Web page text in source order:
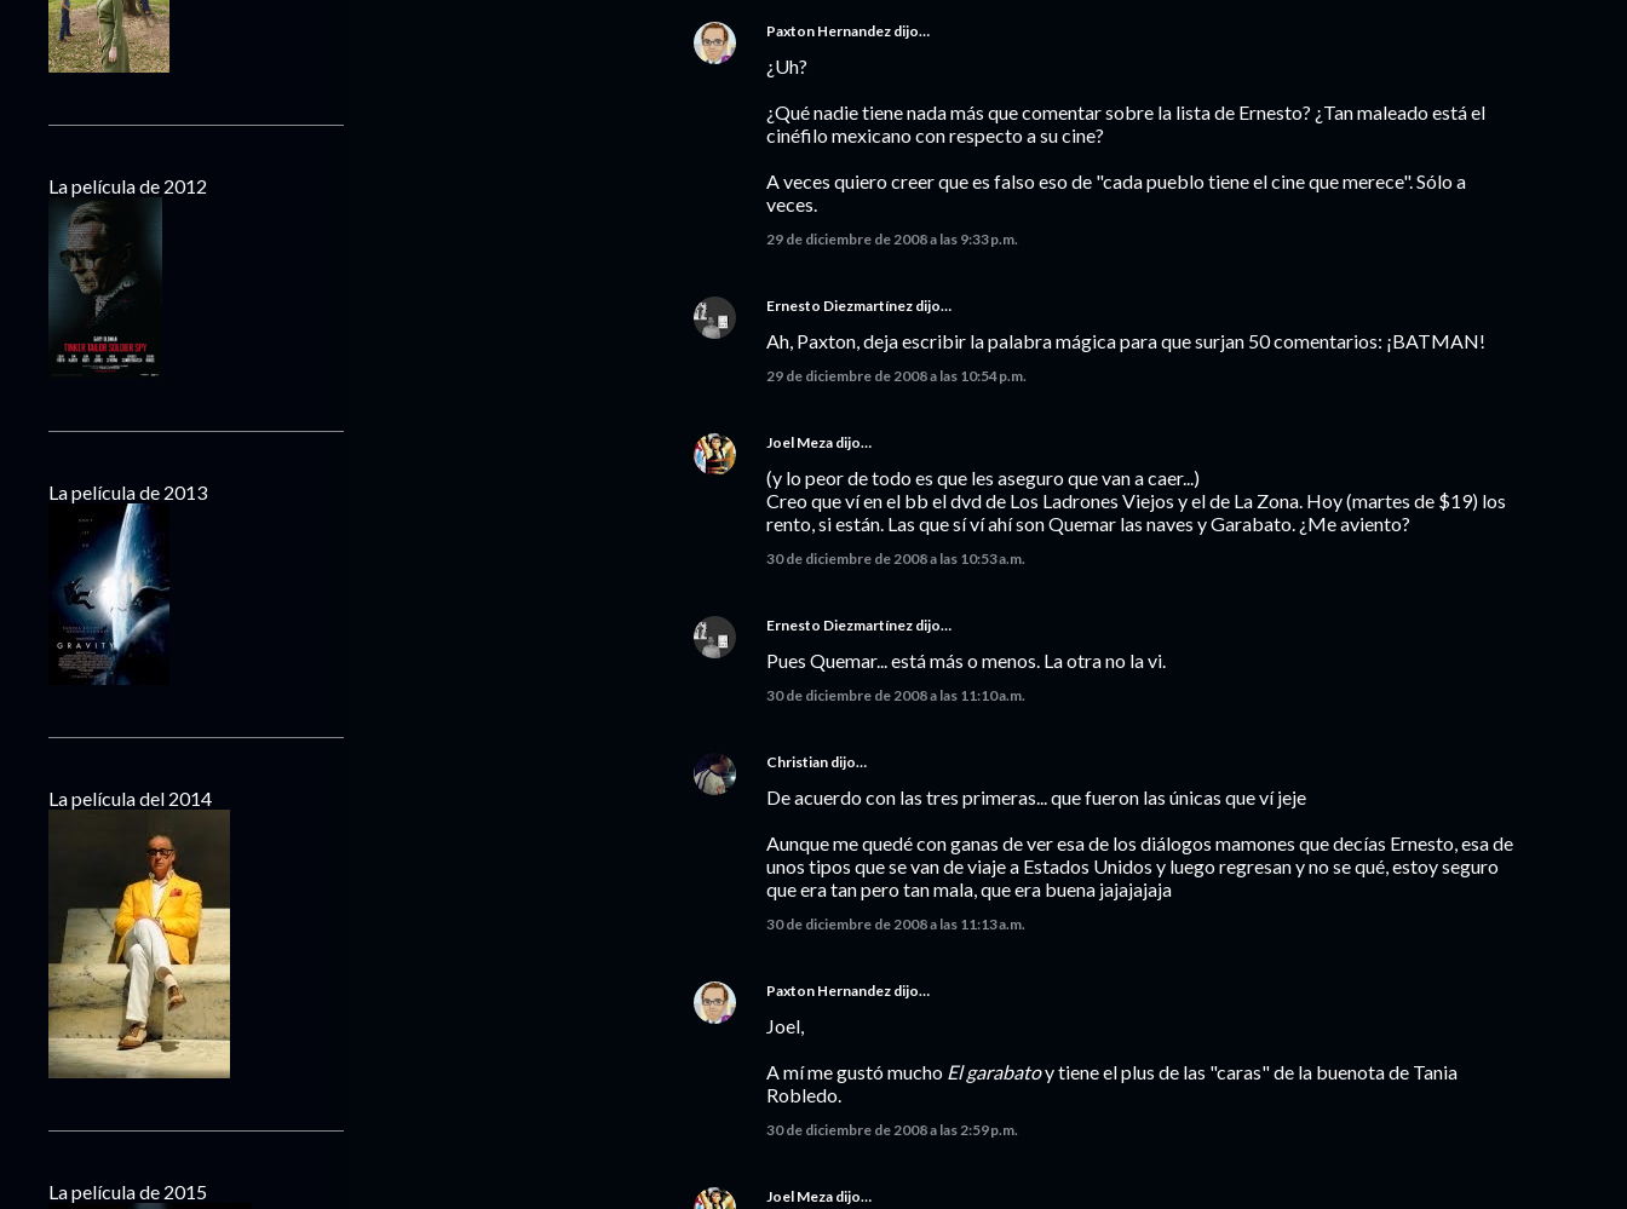
Paxton Hernandez dijo…
¿Uh?
¿Qué nadie tiene nada más que comentar sobre la lista de Ernesto? ¿Tan maleado está el
cinéfilo mexicano con respecto a su cine?
A veces quiero creer que es falso eso de "cada pueblo tiene el cine que merece". Sólo a
veces.
29 de diciembre de 2008 a las 9:33 p.m.
Ernesto Diezmartínez dijo…
Ah, Paxton, deja escribir la palabra mágica para que surjan 50 comentarios: ¡BATMAN!
29 de diciembre de 2008 a las 10:54 p.m.
Joel Meza dijo…
(y lo peor de todo es que les aseguro que van a caer...)
Creo que ví en el bb el dvd de Los Ladrones Viejos y el de La Zona. Hoy (martes de $19) los
rento, si están. Las que sí ví ahí son Quemar las naves y Garabato. ¿Me aviento?
30 de diciembre de 2008 a las 10:53 a.m.
Ernesto Diezmartínez dijo…
Pues Quemar... está más o menos. La otra no la vi.
30 de diciembre de 2008 a las 11:10 a.m.
Christian dijo…
De acuerdo con las tres primeras... que fueron las únicas que ví jeje
Aunque me quedé con ganas de ver esa de los diálogos mamones que decías Ernesto, esa de
unos tipos que se van de viaje a Estados Unidos y luego regresan y no se qué, estoy seguro
que era tan pero tan mala, que era buena jajajajaja
30 de diciembre de 2008 a las 11:13 a.m.
Paxton Hernandez dijo…
Joel,
A mí me gustó mucho El garabatoy tiene el plus de las "caras" de la buenota de Tania
Robledo.
30 de diciembre de 2008 a las 2:59 p.m.
Joel Meza dijo…
La película de 2012
La película de 2013
La película del 2014
La película de 2015